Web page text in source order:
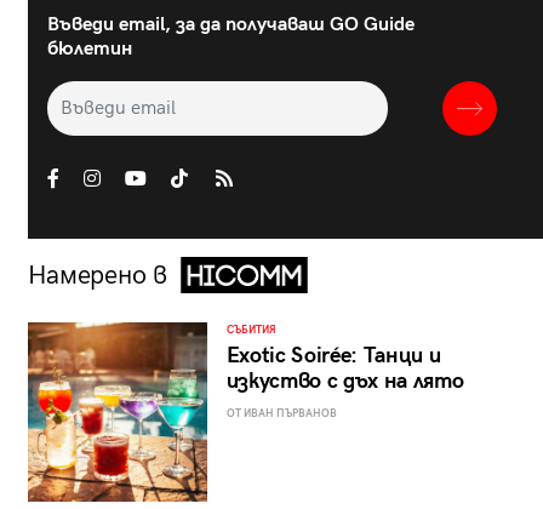
Въведи email, за да получаваш GO Guide
бюлетин
Намерено в
СЪБИТИЯ
Exotic Soirée: Танци и
изкуство с дъх на лято
ОТ ИВАН ПЪРВАНОВ